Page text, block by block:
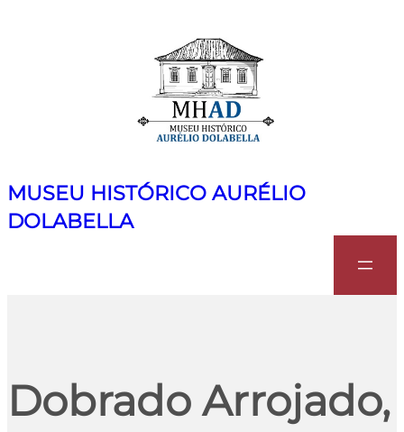
MUSEU HISTÓRICO AURÉLIO
DOLABELLA
Dobrado Arrojado,